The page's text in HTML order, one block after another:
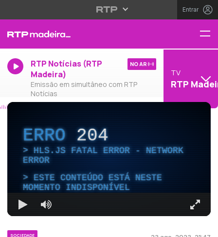
Entrar
RTP Notícias (RTP
Madeira)
Emissão em simultâneo com RTP
Notícias
NO AR
TV
RTP
ERRO204
HLS.JS FATAL ERROR - NETWORK
ERROR
ESTE CONTEÚDO ESTÁ NESTE
MOMENTO INDISPONÍVEL
SOCIEDADE